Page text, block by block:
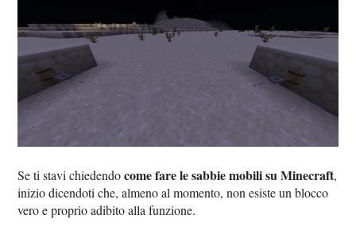
Se ti stavi chiedendocome fare le sabbie mobili su Minecraft,
inizio dicendoti che, almeno al momento, non esiste un blocco
vero e proprio adibito alla funzione.